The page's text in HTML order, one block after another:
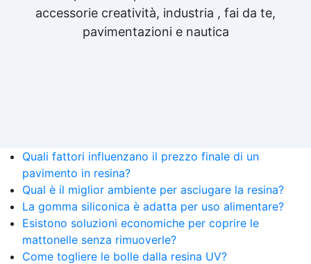
accessorie creatività, industria , fai da te,
pavimentazioni e nautica
Quali fattori influenzano il prezzo finale di un
pavimento in resina?
Qual è il miglior ambiente per asciugare la resina?
La gomma siliconica è adatta per uso alimentare?
Esistono soluzioni economiche per coprire le
mattonelle senza rimuoverle?
Come togliere le bolle dalla resina UV?